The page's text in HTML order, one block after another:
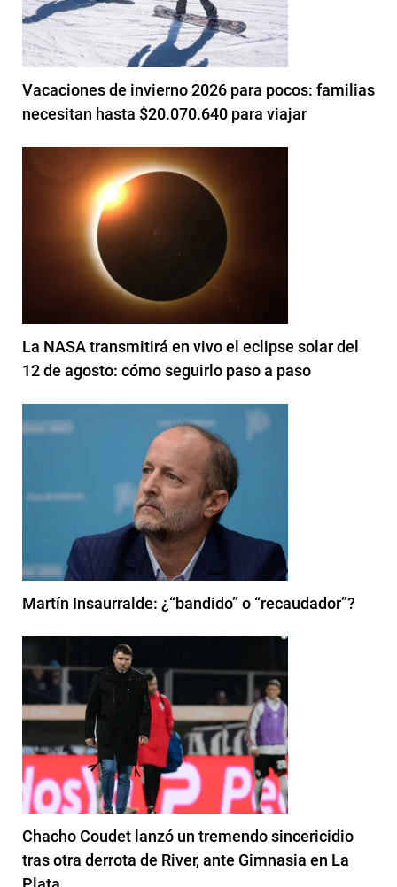
Vacaciones de invierno 2026 para pocos: familias
necesitan hasta $20.070.640 para viajar
La NASA transmitirá en vivo el eclipse solar del
12 de agosto: cómo seguirlo paso a paso
Martín Insaurralde: ¿“bandido” o “recaudador”?
Chacho Coudet lanzó un tremendo sincericidio
tras otra derrota de River, ante Gimnasia en La